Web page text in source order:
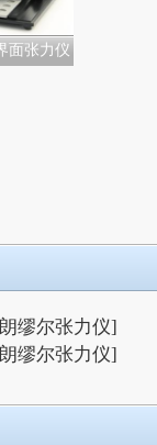
面张力仪
缪尔张力仪]
缪尔张力仪]